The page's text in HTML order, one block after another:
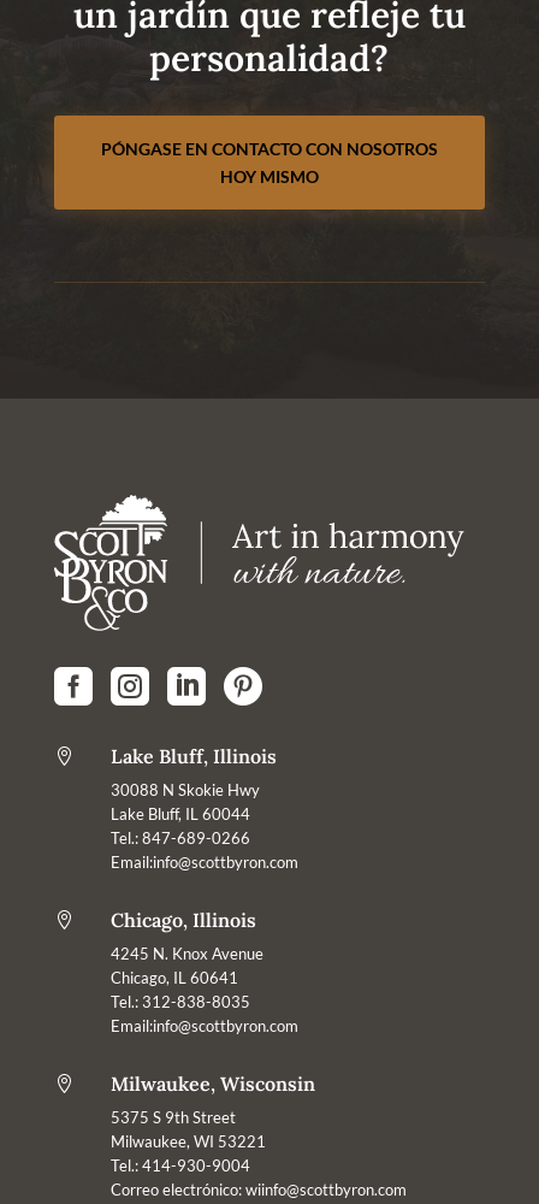
un jardín que refleje tu
personalidad?
PÓNGASE EN CONTACTO CON NOSOTROS
HOY MISMO
   
 Lake Bluff, Illinois
30088 N Skokie Hwy
Lake Bluff, IL 60044
Tel.: 847-689-0266
Email:info@scottbyron.com
 Chicago, Illinois
4245 N. Knox Avenue
Chicago, IL 60641
Tel.: 312-838-8035
Email:info@scottbyron.com
 Milwaukee, Wisconsin
5375 S 9th Street
Milwaukee, WI 53221
Tel.: 414-930-9004
Correo electrónico:wiinfo@scottbyron.com